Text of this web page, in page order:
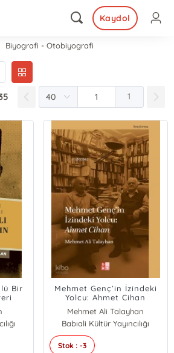
Kaydol
Biyografi - Otobiyografi
1
Bir
Mehmet Genç’in İzindeki
Yolcu: Ahmet Cihan
Mehmet Ali Talayhan
Babıali Kültür Yayıncılığı
Stok : -3